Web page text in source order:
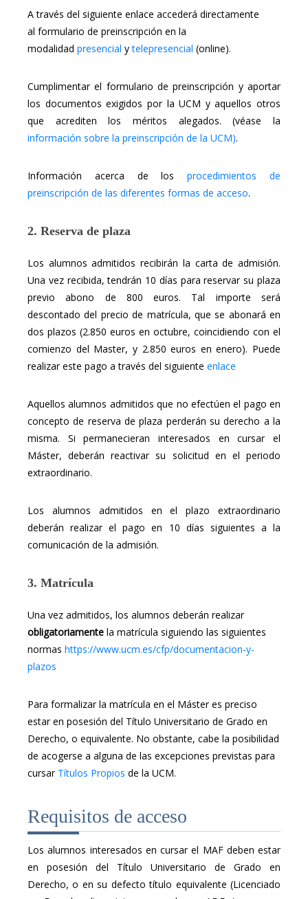
A través del siguiente enlace accederá directamente
al formulario de preinscripción en la
modalidad presencial ytelepresencial (online).
Cumplimentar el formulario de preinscripción y aportar
los documentos exigidos por la UCM y aquellos otros
que acrediten los méritos alegados. (véase la
información sobre la preinscripción de la UCM).
Información acerca de losprocedimientos de
preinscripción de las diferentes formas de acceso.
2. Reserva de plaza
Los alumnos admitidos recibirán la carta de admisión.
Una vez recibida, tendrán 10 días para reservar su plaza
previo abono de 800 euros. Tal importe será
descontado del precio de matrícula, que se abonará en
dos plazos (2.850 euros en octubre, coincidiendo con el
comienzo del Master, y 2.850 euros en enero). Puede
realizar este pago a través del siguiente enlace
Aquellos alumnos admitidos que no efectúen el pago en
concepto de reserva de plaza perderán su derecho a la
misma. Si permanecieran interesados en cursar el
Máster, deberán reactivar su solicitud en el periodo
extraordinario.
Los alumnos admitidos en el plazo extraordinario
deberán realizar el pago en 10 días siguientes a la
comunicación de la admisión.
3. Matrícula
Una vez admitidos, los alumnos deberán realizar
obligatoriamente la matrícula siguiendo las siguientes
normas https://www.ucm.es/cfp/documentacion-y-
plazos
Para formalizar la matrícula en el Máster es preciso
estar en posesión del Título Universitario de Grado en
Derecho, o equivalente. No obstante, cabe la posibilidad
de acogerse a alguna de las excepciones previstas para
cursar Títulos Propios de la UCM.
Requisitos de acceso
Los alumnos interesados en cursar el MAF deben estar
en posesión del Título Universitario de Grado en
Derecho, o en su defecto título equivalente (Licenciado